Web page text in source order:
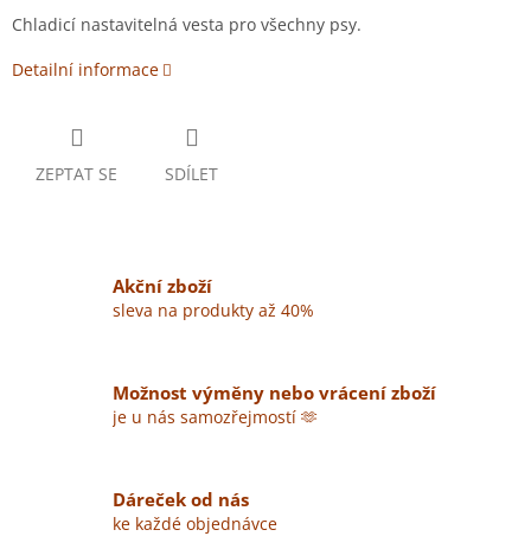
Chladicí nastavitelná vesta pro všechny psy.
Detailní informace
ZEPTAT SE SDÍLET
Akční zboží
sleva na produkty až 40%
Možnost výměny nebo vrácení zboží
je u nás samozřejmostí 🫶
Dáreček od nás
ke každé objednávce